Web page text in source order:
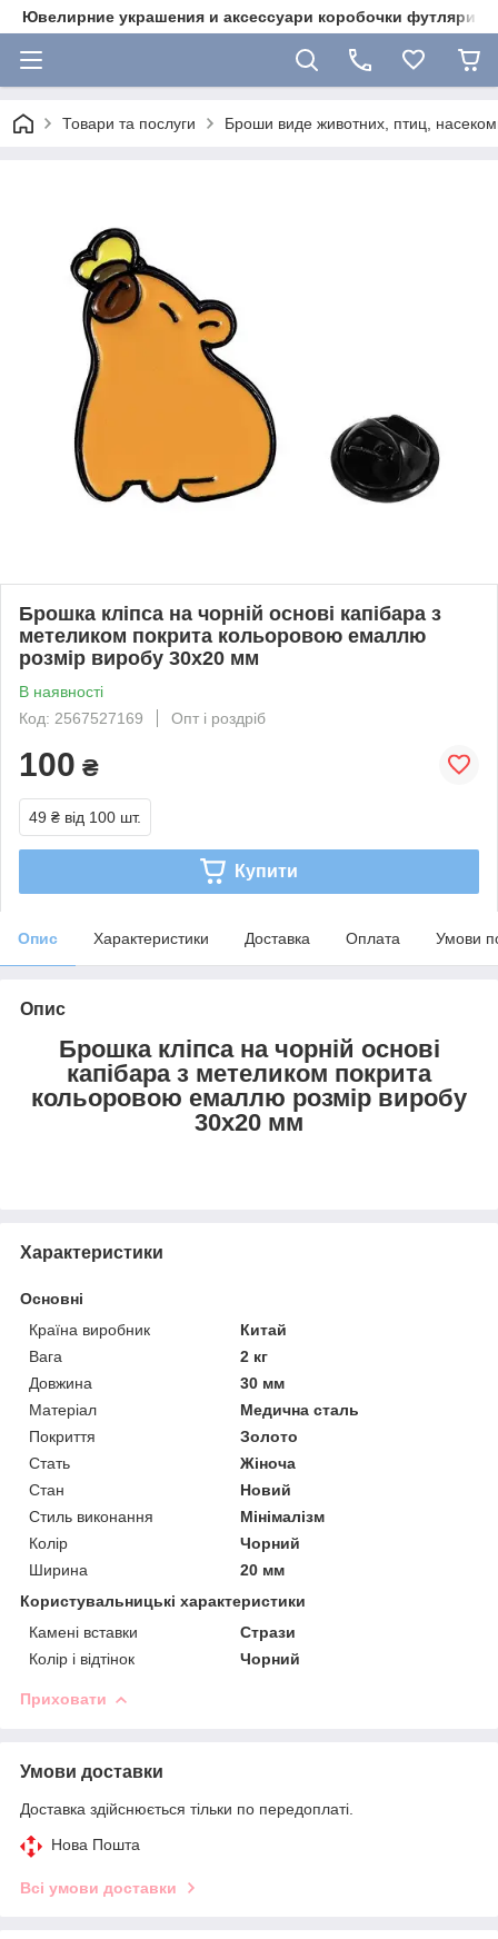
Ювелирние украшения и аксессуари коробочки футляри
Товари та послуги Броши виде животних, птиц,
Брошка кліпса на чорній основі капібара з
метеликом покрита кольоровою емаллю
розмір виробу 30х20 мм
В наявності
Код: 2567527169
Опт і роздріб
100 ₴
49 ₴ від 100 шт.
Купити
Опис Характеристики Доставка Оплата Умови
Опис
Брошка кліпса на чорній основі
капібара з метеликом покрита
кольоровою емаллю розмір виробу
30х20 мм
Характеристики
Основні
Країна виробник
Китай
Вага
2 кг
Довжина
30 мм
Матеріал
Медична сталь
Покриття
Золото
Стать
Жіноча
Стан
Новий
Стиль виконання
Мінімалізм
Колір
Чорний
Ширина
20 мм
Користувальницькі характеристики
Камені вставки
Стрази
Колір і відтінок
Чорний
Приховати
Умови доставки
Доставка здійснюється тільки по передоплаті.
Нова Пошта
Всі умови доставки